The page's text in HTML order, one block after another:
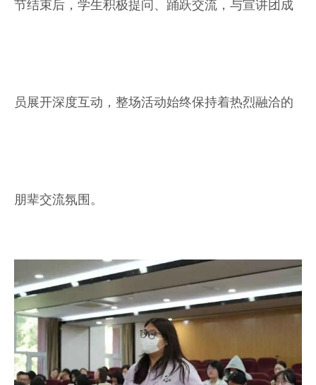
节结束后，学生积极提问、踊跃交流，与宣讲团成
员展开深度互动，整场活动始终保持着热烈融洽的
朋辈交流氛围。